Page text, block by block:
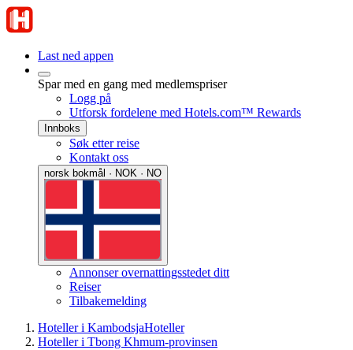
Last ned appen
Spar med en gang med medlemspriser
Logg på
Utforsk fordelene med Hotels.com™ Rewards
Innboks
Søk etter reise
Kontakt oss
norsk bokmål · NOK · NO
Annonser overnattingsstedet ditt
Reiser
Tilbakemelding
Hoteller i KambodsjaHoteller
Hoteller i Tbong Khmum-provinsen